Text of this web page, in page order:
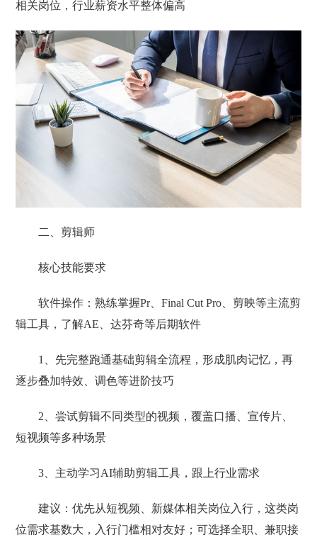
相关岗位，行业薪资水平整体偏高
二、剪辑师
核心技能要求
‌软件操作‌：熟练掌握Pr、Final Cut Pro、剪映等主流剪
辑工具，了解AE、达芬奇等后期软件
1、先完整跑通基础剪辑全流程，形成肌肉记忆，再
逐步叠加特效、调色等进阶技巧
2、尝试剪辑不同类型的视频，覆盖口播、宣传片、
短视频等多种场景
3、主动学习AI辅助剪辑工具，跟上行业需求
建议：优先从短视频、新媒体相关岗位入行，这类岗
位需求基数大，入行门槛相对友好；可选择全职、兼职接